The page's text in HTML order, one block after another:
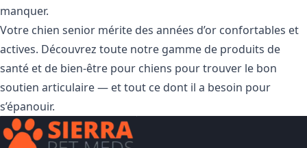
manquer.
Votre chien senior mérite des années d’or confortables et
actives. Découvrez toute notre gamme de produits de
santé et de bien-être pour chiens pour trouver le bon
soutien articulaire — et tout ce dont il a besoin pour
s’épanouir.